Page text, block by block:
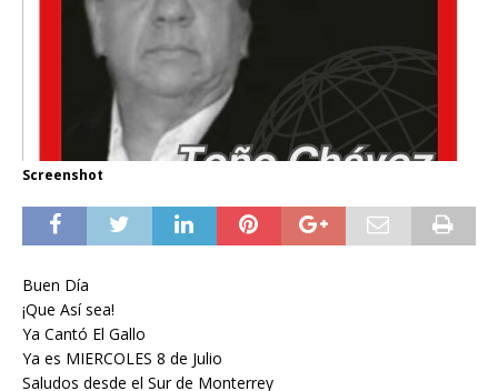
Screenshot
Buen Día
¡Que Así sea!
Ya Cantó El Gallo
Ya es MIERCOLES 8 de Julio
Saludos desde el Sur de Monterrey